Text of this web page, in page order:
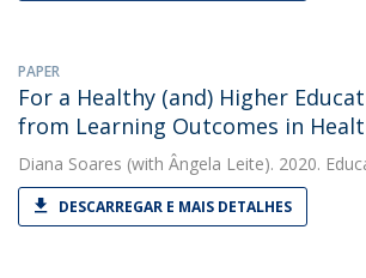
PAPER
For a Healthy (and) Higher
from Learning Outcomes in
Diana Soares (with Ângela Leite). 2020.
DESCARREGAR E MAIS DETALHES